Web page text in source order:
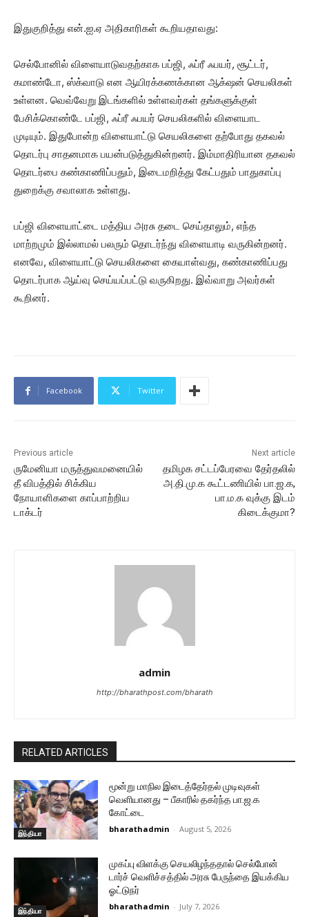
இதுகுறித்து என்.ஐ.ஏ அதிகாரிகள் கூறியதாவது:
செல்போனில் விளையாடுவதற்காக பப்ஜி, ஃப்ரீ ஃபயர், சூட்டர்,
கமாண்டோ, ஸ்க்வாடு என ஆயிரக்கணக்கான ஆக்‌ஷன் செயலிகள்
உள்ளன. வெவ்வேறு இடங்களில் உள்ளவர்கள் தங்களுக்குள்
பேசிக்கொண்டே பப்ஜி, ஃப்ரீ ஃபயர் செயலிகளில் விளையாட
முடியும். இதுபோன்ற விளையாட்டு செயலிகளை தற்போது தகவல்
தொடர்பு சாதனமாக பயன்படுத்துகின்றனர். இம்மாதிரியான தகவல்
தொடர்பை கண்காணிப்பதும், இடைமறித்து கேட்பதும் பாதுகாப்பு
துறைக்கு சவாலாக உள்ளது.
பப்ஜி விளையாட்டை மத்திய அரசு தடை செய்தாலும், எந்த
மாற்றமும் இல்லாமல் பலரும் தொடர்ந்து விளையாடி வருகின்றனர்.
எனவே, விளையாட்டு செயலிகளை கையாள்வது, கண்காணிப்பது
தொடர்பாக ஆய்வு செய்யப்பட்டு வருகிறது. இவ்வாறு அவர்கள்
கூறினர்.
Facebook Twitter
Previous article
ருமேனியா மருத்துவமனையில்
தீ விபத்தில் சிக்கிய
நோயாளிகளை காப்பாற்றிய
டாக்டர்
Next article
தமிழக சட்டப்பேரவை தேர்தலில்
அ.தி.மு.க கூட்டணியில் பா.ஜ.க,
பா.ம.க வுக்கு இடம்
கிடைக்குமா?
admin
http://bharathpost.com/bharath
RELATED ARTICLES
இந்தியா
மூன்று மாநில இடைத்தேர்தல் முடிவுகள்
வெளியானது – பீகாரில் தகர்ந்த பா.ஜ.க
கோட்டை
bharathadmin - August 5, 2026
இந்தியா
முகப்பு விளக்கு செயலிழந்ததால் செல்போன்
டார்ச் வெளிச்சத்தில் அரசு பேருந்தை இயக்கிய
ஓட்டுநர்
bharathadmin - July 7, 2026